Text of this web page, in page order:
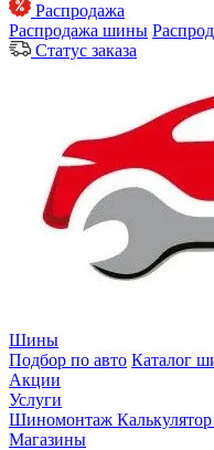
Распродажа
Распродажа шины
Статус заказа
Шины
Подбор по авто Каталог
Акции
Услуги
Шиномонтаж
Магазины